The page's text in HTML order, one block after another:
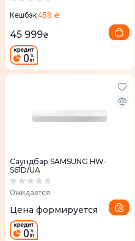
Кешбэк459 ₴
45 999₴
Саундбар SAMSUNG HW-
S61D/UA
Ожидается
Цена формируется